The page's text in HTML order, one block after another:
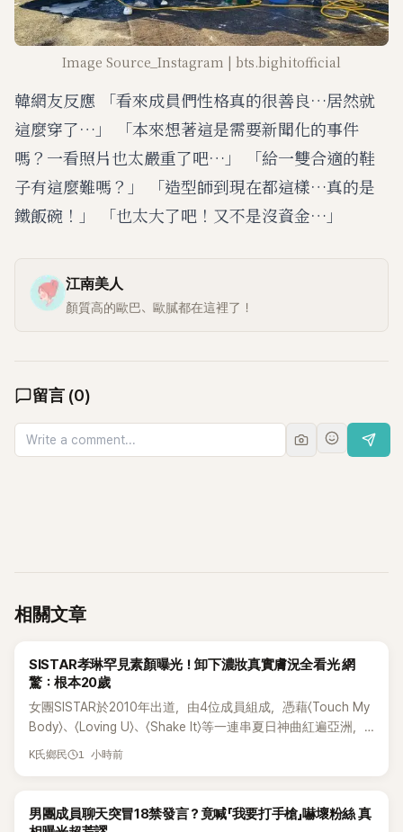
Image Source_Instagram | bts.bighitofficial
韓網友反應 「看來成員們性格真的很善良…居然就
這麼穿了…」 「本來想著這是需要新聞化的事件
嗎？一看照片也太嚴重了吧…」 「給一雙合適的鞋
子有這麼難嗎？」 「造型師到現在都這樣…真的是
鐵飯碗！」 「也太大了吧！又不是沒資金…」
江南美人
顏質高的歐巴、歐膩都在這裡了！
留言 (0)
相關文章
K-POP
SISTAR孝琳罕見素顏曝光！卸下濃妝真實膚況全看光 網
驚：根本20歲
女團SISTAR於2010年出道，由4位成員組成，憑藉〈Touch My
Body〉、〈Loving U〉、〈Shake It〉等一連串夏日神曲紅遍亞洲，
獲封「夏日女王」。不過，團體在出道滿7年後宣布解散，成員各
不僅展現兩人多年不變的好交情，她幾乎素顏入鏡的真實模
樣，也意外掀起網友熱議。
K氏鄉民 1 小時前
K-POP
男團成員聊天突冒18禁發言？竟喊「我要打手槍」嚇壞粉絲 真